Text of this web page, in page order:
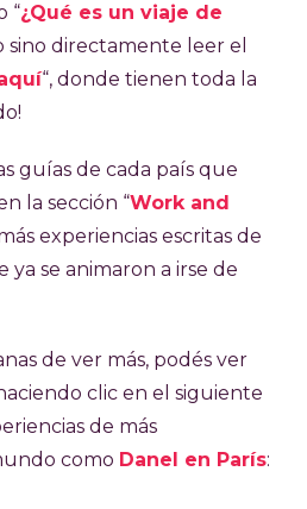
“¿Qué es un viaje de
sino directamente leer el
“, donde tienen toda la
guías de cada país que
la sección “Work and
experiencias escritas de
ya se animaron a irse de
de ver más, podés ver
clic en el siguiente
de más
como Danel en París: